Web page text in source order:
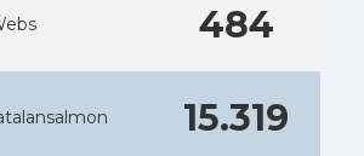
484
15.319